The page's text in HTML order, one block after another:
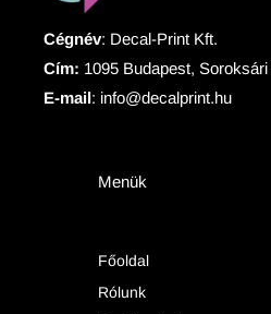
Cégnév: Decal-Print Kft.
Cím: 1095 Budapest, Soroksári
E-mail: info@decalprint.hu
Menük
Főoldal
Rólunk